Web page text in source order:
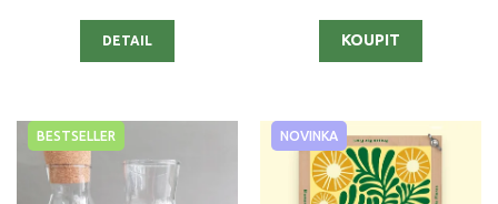
DETAIL
BESTSELLER NOVINKA